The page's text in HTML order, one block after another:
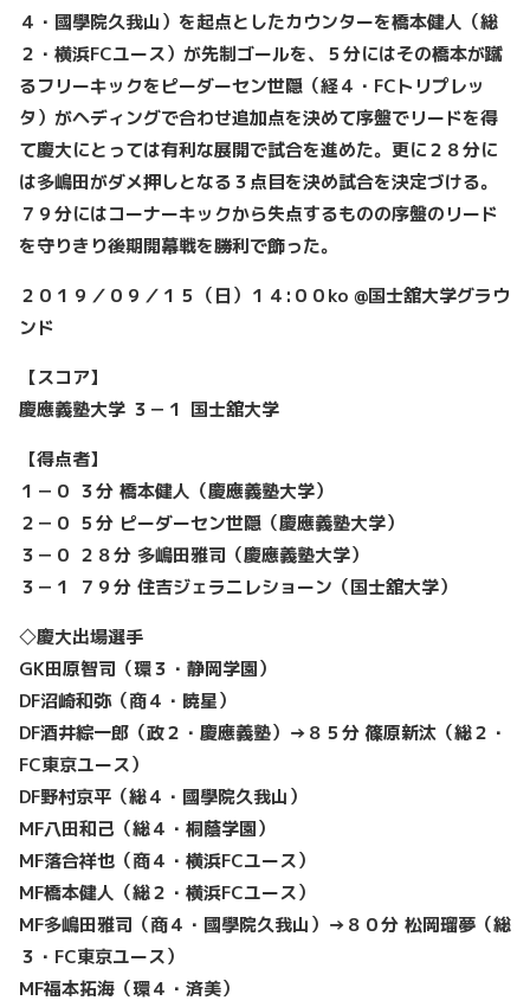
４・國學院久我山）を起点としたカウンターを橋本健人（総
２・横浜FCユース）が先制ゴールを、５分にはその橋本が蹴
るフリーキックをピーダーセン世隠（経４・FCトリプレッ
タ）がヘディングで合わせ追加点を決めて序盤でリードを得
て慶大にとっては有利な展開で試合を進めた。更に２８分に
は多嶋田がダメ押しとなる３点目を決め試合を決定づける。
７９分にはコーナーキックから失点するものの序盤のリード
を守りきり後期開幕戦を勝利で飾った。
２０１９／０９／１５（日）１４:００ko @国士舘大学グラウ
ンド
【スコア】
慶應義塾大学 ３－１ 国士舘大学
【得点者】
１－０ ３分 橋本健人（慶應義塾大学）
２－０ ５分 ピーダーセン世隠（慶應義塾大学）
３－０ ２８分 多嶋田雅司（慶應義塾大学）
３－１ ７９分 住吉ジェラニレショーン（国士舘大学）
◇慶大出場選手
GK田原智司（環３・静岡学園）
DF沼崎和弥（商４・暁星）
DF酒井綜一郎（政２・慶應義塾）→８５分 篠原新汰（総２・
FC東京ユース）
DF野村京平（総４・國學院久我山）
MF八田和己（総４・桐蔭学園）
MF落合祥也（商４・横浜FCユース）
MF橋本健人（総２・横浜FCユース）
MF多嶋田雅司（商４・國學院久我山）→８０分 松岡瑠夢（総
３・FC東京ユース）
MF福本拓海（環４・済美）